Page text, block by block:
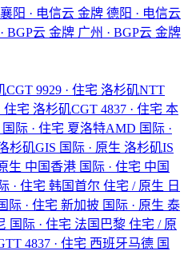
襄阳 · 电信云 金牌 德阳 · 电信云
BGP云 金牌 广州 · BGP云 金牌
CGT 9929 · 住宅 洛杉矶NTT
住宅 洛杉矶CGT 4837 · 住宅 本
国际 · 住宅 夏洛特AMD 国际 ·
杉矶GIS 国际 · 原生 洛杉矶IS
生 中国香港 国际 · 住宅 中国
· 住宅 韩国首尔 住宅 / 原生 日
际 · 住宅 新加披 国际 · 原生 泰
国际 · 住宅 法国巴黎 住宅 / 原
4837 · 住宅 西班牙马德 国